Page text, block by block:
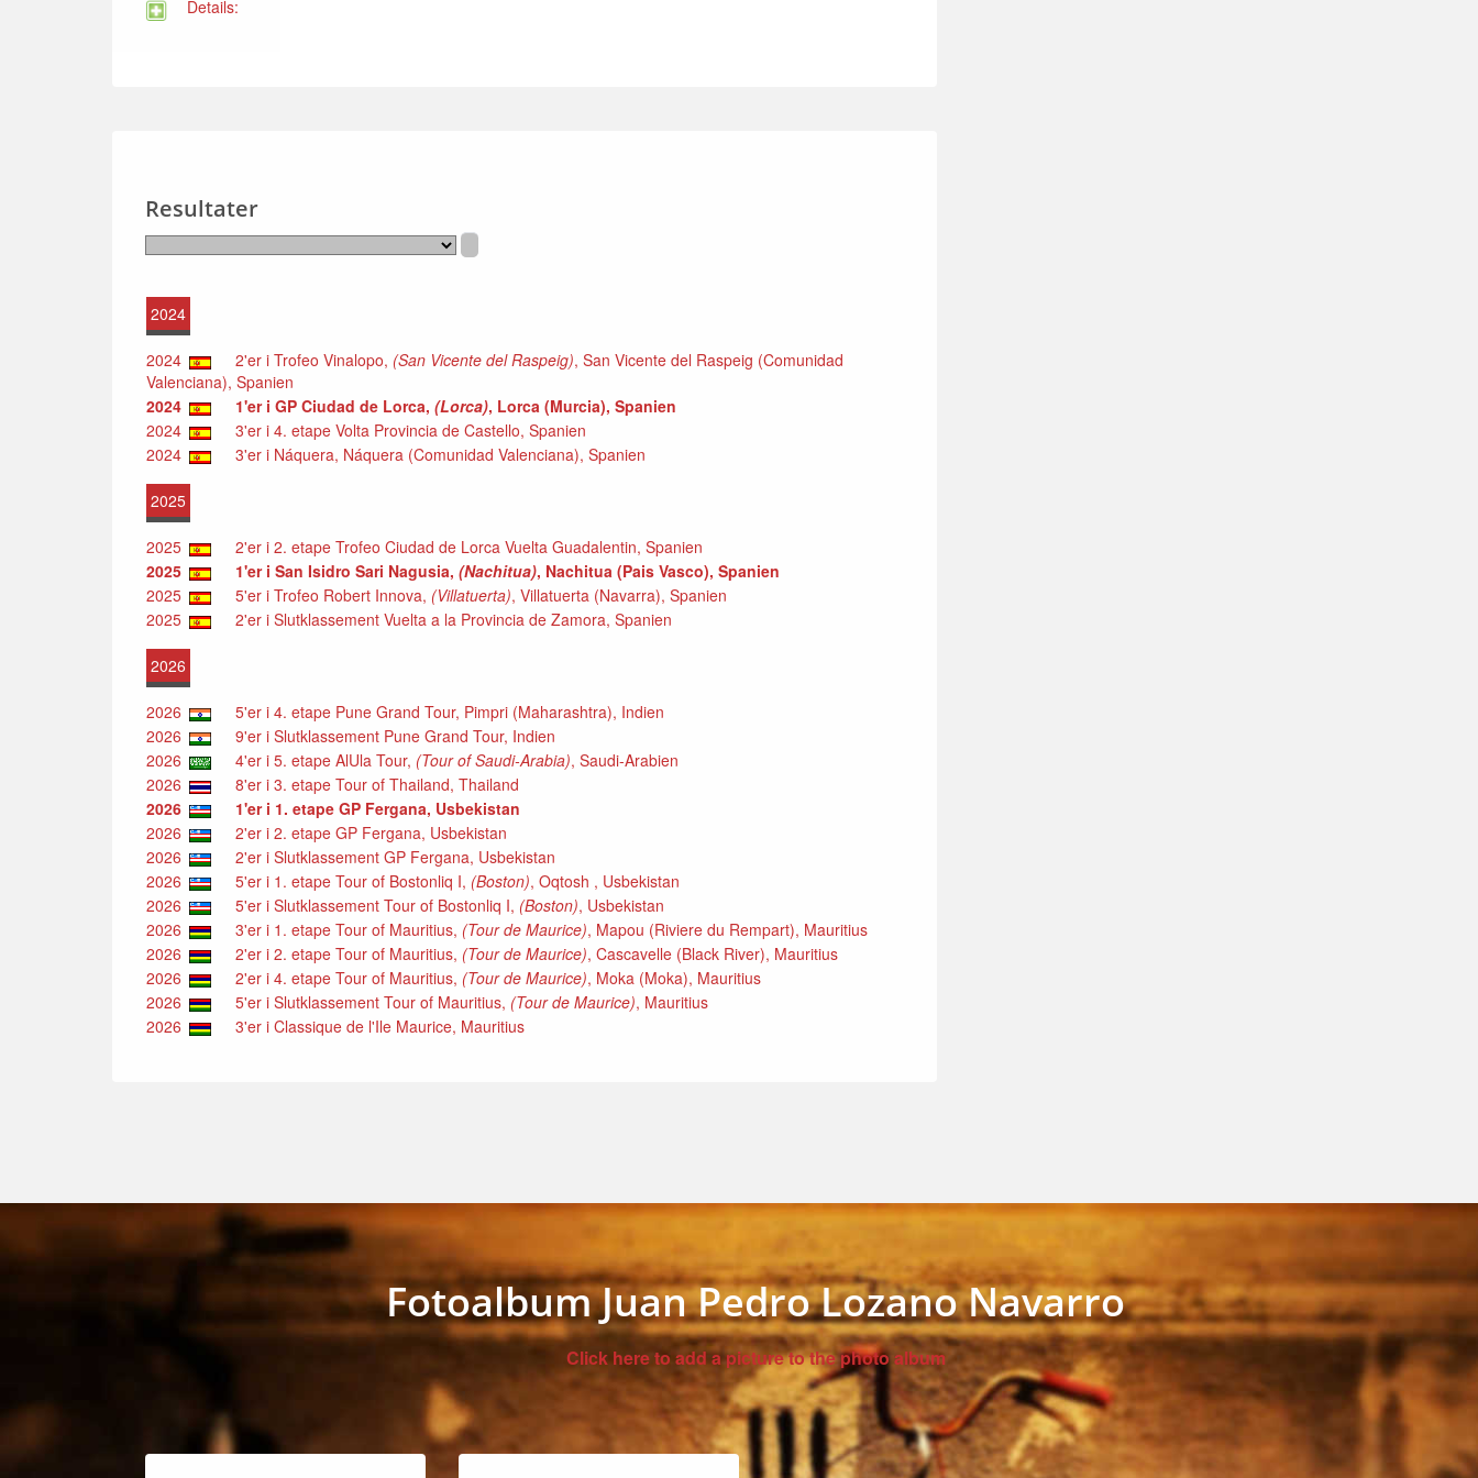
Details:
Resultater
2024
2024 2'er i Trofeo Vinalopo, (San Vicente del Raspeig), San Vicente del Raspeig (Comunidad
Valenciana), Spanien
2024
1'er i GP Ciudad de Lorca, (Lorca), Lorca (Murcia), Spanien
2024
3'er i 4. etape Volta Provincia de Castello, Spanien
2024
3'er i Náquera, Náquera (Comunidad Valenciana), Spanien
2025
2025
2'er i 2. etape Trofeo Ciudad de Lorca Vuelta Guadalentin, Spanien
2025
1'er i San Isidro Sari Nagusia, (Nachitua), Nachitua (Pais Vasco), Spanien
2025
5'er i Trofeo Robert Innova, (Villatuerta), Villatuerta (Navarra), Spanien
2025
2'er i Slutklassement Vuelta a la Provincia de Zamora, Spanien
2026
2026
5'er i 4. etape Pune Grand Tour, Pimpri (Maharashtra), Indien
2026
9'er i Slutklassement Pune Grand Tour, Indien
2026
4'er i 5. etape AlUla Tour, (Tour of Saudi-Arabia), Saudi-Arabien
2026
8'er i 3. etape Tour of Thailand, Thailand
2026
1'er i 1. etape GP Fergana, Usbekistan
2026
2'er i 2. etape GP Fergana, Usbekistan
2026
2'er i Slutklassement GP Fergana, Usbekistan
2026
5'er i 1. etape Tour of Bostonliq I, (Boston), Oqtosh , Usbekistan
2026
5'er i Slutklassement Tour of Bostonliq I, (Boston), Usbekistan
2026
3'er i 1. etape Tour of Mauritius, (Tour de Maurice), Mapou (Riviere du Rempart), Mauritius
2026
2'er i 2. etape Tour of Mauritius, (Tour de Maurice), Cascavelle (Black River), Mauritius
2026
2'er i 4. etape Tour of Mauritius, (Tour de Maurice), Moka (Moka), Mauritius
2026
5'er i Slutklassement Tour of Mauritius, (Tour de Maurice), Mauritius
2026
3'er i Classique de l'Ile Maurice, Mauritius
Fotoalbum Juan Pedro Lozano Navarro
Click here to add a picture to the photo album